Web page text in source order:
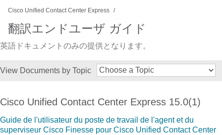
Cisco Unified Contact Center Express
翻訳エンドユーザ ガイド
英語ドキュメントのみの提供となります。
View Documents by Topic
Cisco Unified Contact Center Express 15.0(1)
Guide de l'utilisateur du poste de travail de l'agent et du
superviseur Cisco Finesse pour Cisco Unified Contact Center